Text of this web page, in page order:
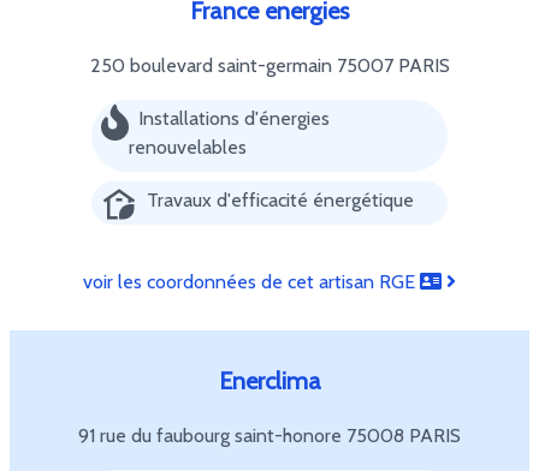
France energies
250 boulevard saint-germain 75007 PARIS
Installations d'énergies
renouvelables
Travaux d'efficacité énergétique
voir les coordonnées de cet artisan RGE
Enerclima
91 rue du faubourg saint-honore 75008 PARIS